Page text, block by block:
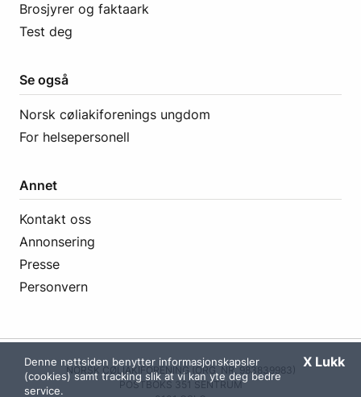
Brosjyrer og faktaark
Test deg
Se også
Norsk cøliakiforenings ungdom
For helsepersonell
Annet
Kontakt oss
Annonsering
Presse
Personvern
NORSK CØLIAKIFORENING (ORG. NR. 983839983)
POSTBOKS 351 SENTRUM
X Lukk
Denne nettsiden benytter informasjonskapsler
(cookies) samt tracking slik at vi kan yte deg bedre
service.